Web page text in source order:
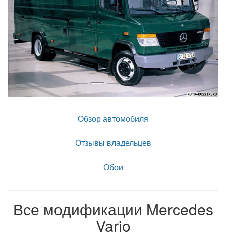
Обзор автомобиля
Отзывы владельцев
Обои
Все модификации Mercedes
Vario